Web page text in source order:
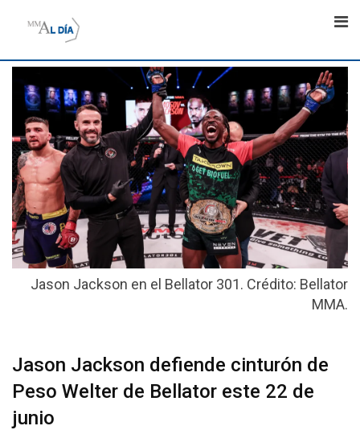
Jason Jackson en el Bellator 301. Crédito: Bellator
MMA.
Jason Jackson defiende cinturón de
Peso Welter de Bellator este 22 de
junio